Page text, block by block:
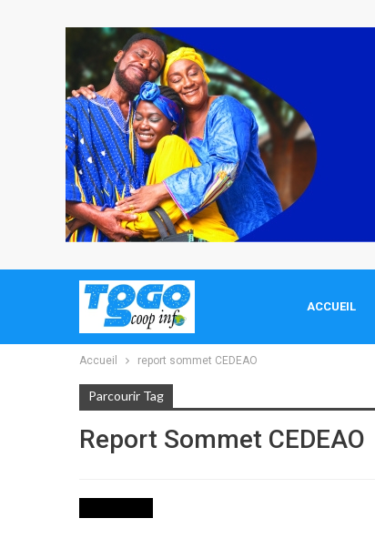
ACCUEIL
Accueil report sommet CEDEAO
Parcourir Tag
Report Sommet CEDEAO